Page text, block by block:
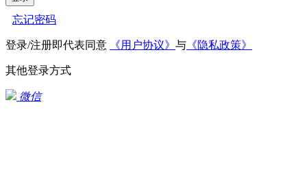
忘记密码
登录/注册即代表同意 《用户协议》 与 《隐私政策》
其他登录方式
微信